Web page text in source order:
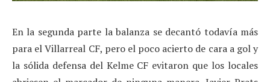
En la segunda parte la balanza se decantó todavía más
para el Villarreal CF, pero el poco acierto de cara a gol y
la sólida defensa del Kelme CF evitaron que los locales